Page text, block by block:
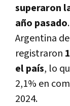
superaron
año pasado
Argentina
registraron
el país, lo
2,1% en
2024.